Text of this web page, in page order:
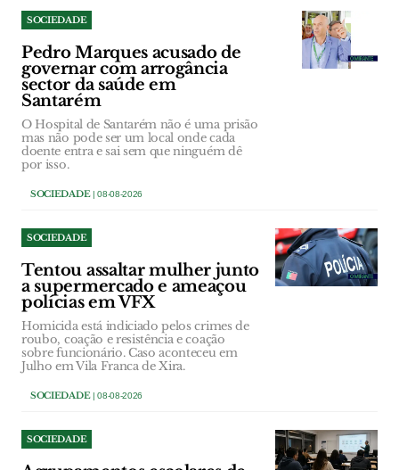
SOCIEDADE
Pedro Marques acusado de
governar com arrogância
sector da saúde em
Santarém
O Hospital de Santarém não é uma prisão
mas não pode ser um local onde cada
doente entra e sai sem que ninguém dê
por isso.
SOCIEDADE| 08-08-2026
SOCIEDADE
Tentou assaltar mulher junto
a supermercado e ameaçou
polícias em VFX
Homicida está indiciado pelos crimes de
roubo, coação e resistência e coação
sobre funcionário. Caso aconteceu em
Julho em Vila Franca de Xira.
SOCIEDADE| 08-08-2026
SOCIEDADE